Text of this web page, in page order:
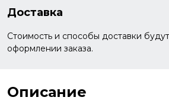
Доставка
Стоимость и способы доставки
оформлении заказа.
Описание